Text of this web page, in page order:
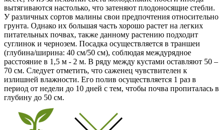
вытягиваются настолько, что затеняют плодоносящие стебли.
У различных сортов малины свои предпочтения относительно
грунта. Однако их большая часть хорошо растет на легких
питательных почвах, также данному растению подходит
суглинок и чернозем. Посадка осуществляется в траншеи
(глубина/ширина: 40 см/50 см), соблюдая междурядное
расстояние в 1,5 м - 2 м. В ряду между кустами оставляют 50 –
70 см. Следует отметить, что саженец чувствителен к
излишней влажности. Его полив осуществляется 1 раз в
период от недели до 10 дней с тем, чтобы почва пропиталась в
глубину до 50 см.